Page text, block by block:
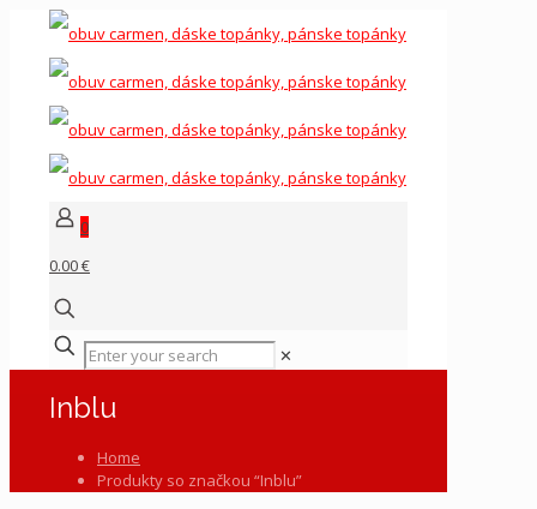
0
0.00 €
✕
Inblu
Home
Produkty so značkou “Inblu”